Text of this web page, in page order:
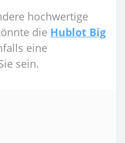
hochwertige
die Hublot Big
eine
sein.